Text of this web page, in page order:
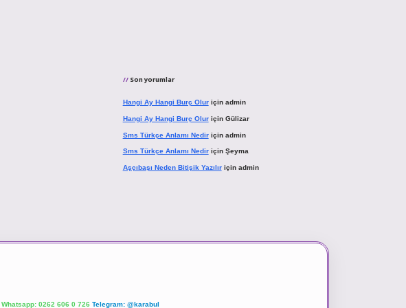
Son yorumlar
Hangi Ay Hangi Burç Oluriçin admin
Hangi Ay Hangi Burç Oluriçin Gülizar
Sms Türkçe Anlamı Nediriçin admin
Sms Türkçe Anlamı Nediriçin Şeyma
Aşçıbaşı Neden Bitişik Yazılıriçin admin
Whatsapp: 0262 606 0 726 Telegram: @karabul